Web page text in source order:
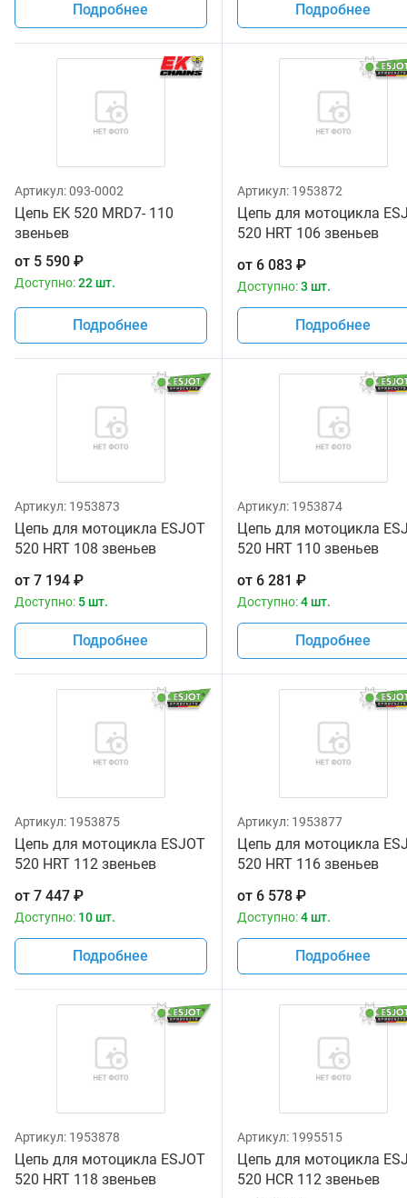
Подробнее Подробнее
Артикул:093-0002
Цепь EK 520 MRD7- 110
звеньев
от 5 590 ₽
Доступно:22 шт.
Подробнее
Артикул: 1953872
Цепь для мотоцикла
520 HRT 106 звеньев
от 6 083₽
Доступно:3 шт.
Подробнее
Артикул: 1953873
Цепь для мотоцикла ESJOT
520 HRT 108 звеньев
от 7 194 ₽
Доступно: 5 шт.
Подробнее
Артикул: 1953874
Цепь для мотоцикла
520 HRT 110 звеньев
от 6 281 ₽
Доступно:4 шт.
Подробнее
Артикул: 1953875
Цепь для мотоцикла ESJOT
520 HRT 112 звеньев
от 7 447 ₽
Доступно: 10 шт.
Подробнее
Артикул: 1953877
Цепь для мотоцикла
520 HRT 116 звеньев
от 6 578₽
Доступно:4 шт.
Подробнее
Артикул: 1953878
Цепь для мотоцикла ESJOT
520 HRT 118 звеньев
Артикул: 1995515
Цепь для мотоцикла
520 HCR 112 звеньев